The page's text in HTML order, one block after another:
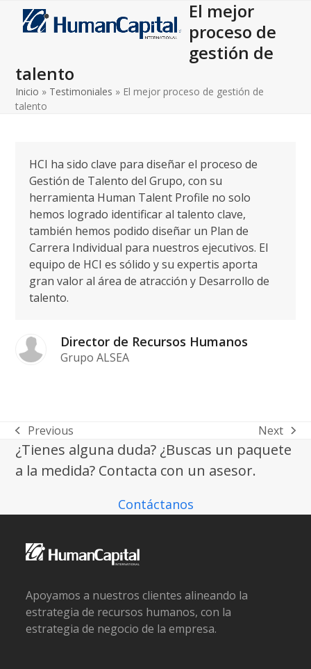
Open
mobile
Close
mobile
El mejor
proceso de
gestión de
talento
Inicio » Testimoniales » El mejor proceso de gestión de
talento
HCI ha sido clave para diseñar el proceso de
Gestión de Talento del Grupo, con su
herramienta Human Talent Profile no solo
hemos logrado identificar al talento clave,
también hemos podido diseñar un Plan de
Carrera Individual para nuestros ejecutivos. El
equipo de HCI es sólido y su expertis aporta
gran valor al área de atracción y Desarrollo de
talento.
Director de Recursos Humanos
Grupo ALSEA
previous
post:
Previous
next
post:
Next
¿Tienes alguna duda? ¿Buscas un paquete
a la medida? Contacta con un asesor.
Contáctanos
Apoyamos a nuestros clientes alineando la
estrategia de recursos humanos, con la
estrategia de negocio de la empresa.